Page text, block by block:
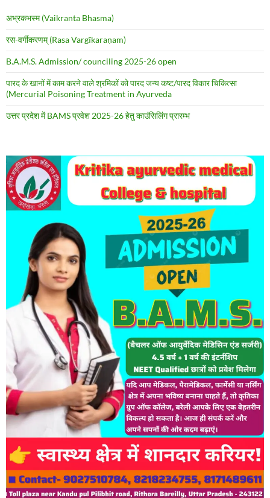
अभ्रकभस्म (Vaikranta Bhasma)
रस-वर्गीकरणम् (Rasa Vargīkaraṇam)
B.A.M.S. Admission/ counciling 2025-26 open
पारद के खानों में काम करने वाले श्रमिकों को पारद जन्य कष्ट/पारद विकार चिकित्सा
(Mercurial Poisoning Treatment in Ayurveda
उत्तर प्रदेश में BAMS प्रवेश 2025-26 हेतु काउंसिलिंग प्रारम्भ